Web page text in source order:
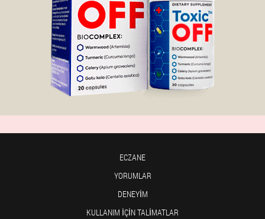
ECZANE
YORUMLAR
DENEYIM
KULLANIM IÇIN TALIMATLAR